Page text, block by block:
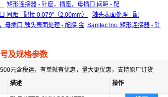
矩形连接器 - 针座，插座，母插口 间距 - 配
间距 - 配接 0.079"（2.00mm）
触头表面处理 - 配
母插口 触头表面处理 - 配接 金 Samtec Inc. 矩形连接器 - 针
及规格参数
元含税运，有单就有优惠，量大更优惠，支持原厂订货
描述 操作